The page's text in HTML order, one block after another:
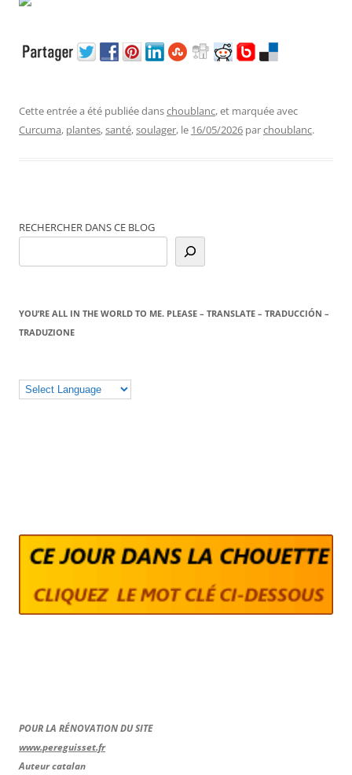
Cette entrée a été publiée danschoublanc, et marquée avec
Curcuma, plantes,santé,soulager, le 16/05/2026 parchoublanc.
RECHERCHER DANS CE BLOG
YOU’RE ALL IN THE WORLD TO ME. PLEASE – TRANSLATE – TRADUCCIÓN –
TRADUZIONE
POUR LA RÉNOVATION DU SITE
www.pereguisset.fr
Auteur catalan